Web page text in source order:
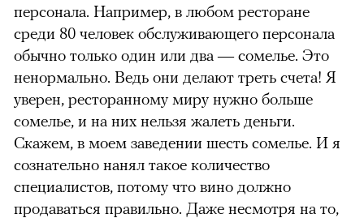
персонала. Например, в любом ресторане
среди 80 человек обслуживающего персонала
обычно только один или два — сомелье. Это
ненормально. Ведь они делают треть счета! Я
уверен, ресторанному миру нужно больше
сомелье, и на них нельзя жалеть деньги.
Скажем, в моем заведении шесть сомелье. И я
сознательно нанял такое количество
специалистов, потому что вино должно
продаваться правильно. Даже несмотря на то,